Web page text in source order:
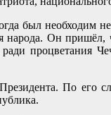
был необходим
народа. Он пришёл,
процветания
По его